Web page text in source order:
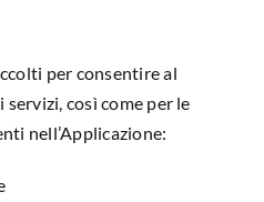
per consentire al
così come per le
nell’Applicazione: